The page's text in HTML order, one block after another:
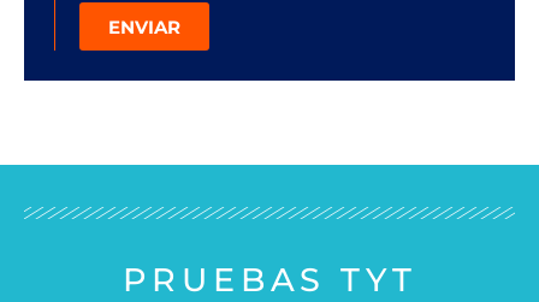
ENVIAR
PRUEBAS TYT